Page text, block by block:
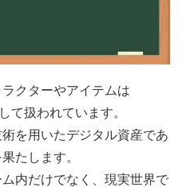
クターやアイテムは
て扱われています。
を用いたデジタル資産であ
たします。
内だけでなく、現実世界で